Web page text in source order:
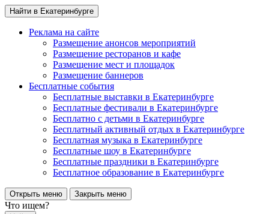
Найти в Екатеринбурге
Реклама на сайте
Размещение анонсов мероприятий
Размещение ресторанов и кафе
Размещение мест и площадок
Размещение баннеров
Бесплатные события
Бесплатные выставки в Екатеринбурге
Бесплатные фестивали в Екатеринбурге
Бесплатно с детьми в Екатеринбурге
Бесплатный активный отдых в Екатеринбурге
Бесплатная музыка в Екатеринбурге
Бесплатные шоу в Екатеринбурге
Бесплатные праздники в Екатеринбурге
Бесплатное образование в Екатеринбурге
Открыть меню Закрыть меню
Что ищем?